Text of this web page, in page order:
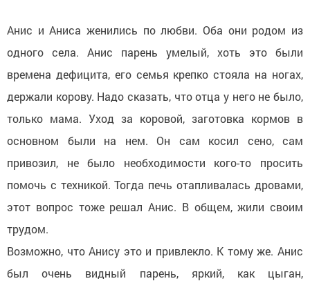
Анис и Аниса женились по любви. Оба они родом из
одного села. Анис парень умелый, хоть это были
времена дефицита, его семья крепко стояла на ногах,
держали корову. Надо сказать, что отца у него не было,
только мама. Уход за коровой, заготовка кормов в
основном были на нем. Он сам косил сено, сам
привозил, не было необходимости кого-то просить
помочь с техникой. Тогда печь отапливалась дровами,
этот вопрос тоже решал Анис. В общем, жили своим
трудом.
Возможно, что Анису это и привлекло. К тому же. Анис
был очень видный парень, яркий, как цыган,